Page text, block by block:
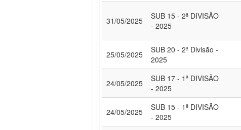
31/05/2025
SUB 15 - 2ª DIVISÃO
- 2025
25/05/2025
SUB 20 - 2ª Divisão -
2025
24/05/2025
SUB 17 - 1ª DIVISÃO
- 2025
24/05/2025
SUB 15 - 1ª DIVISÃO
- 2025